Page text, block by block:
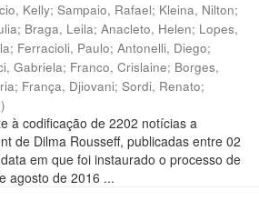
Kelly; Sampaio, Rafael; Kleina, Nilton;
; Braga, Leila; Anacleto, Helen; Lopes,
; Ferracioli, Paulo; Antonelli, Diego;
Gabriela; Franco, Crislaine; Borges,
; França, Djiovani; Sordi, Renato;
)
à codificação de 2202 notícias a
de Dilma Rousseff, publicadas entre 02
em que foi instaurado o processo de
agosto de 2016 ...